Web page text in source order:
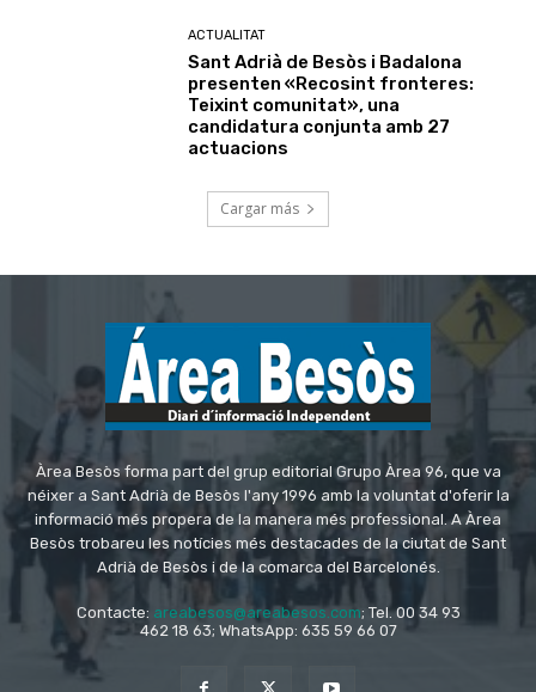
Àrea Besòs forma part del grup editorial Grupo Àrea 96, que va
néixer a Sant Adrià de Besòs l'any 1996 amb la voluntat d'oferir la
informació més propera de la manera més professional. A Àrea
Besòs trobareu les notícies més destacades de la ciutat de Sant
Adrià de Besòs i de la comarca del Barcelonés.
Contacte: areabesos@areabesos.com; Tel. 00 34 93
462 18 63; WhatsApp: 635 59 66 07